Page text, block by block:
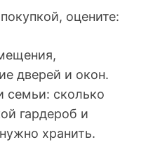
оцените:
дверей и окон.
семьи: сколько
гардероб и
хранить.